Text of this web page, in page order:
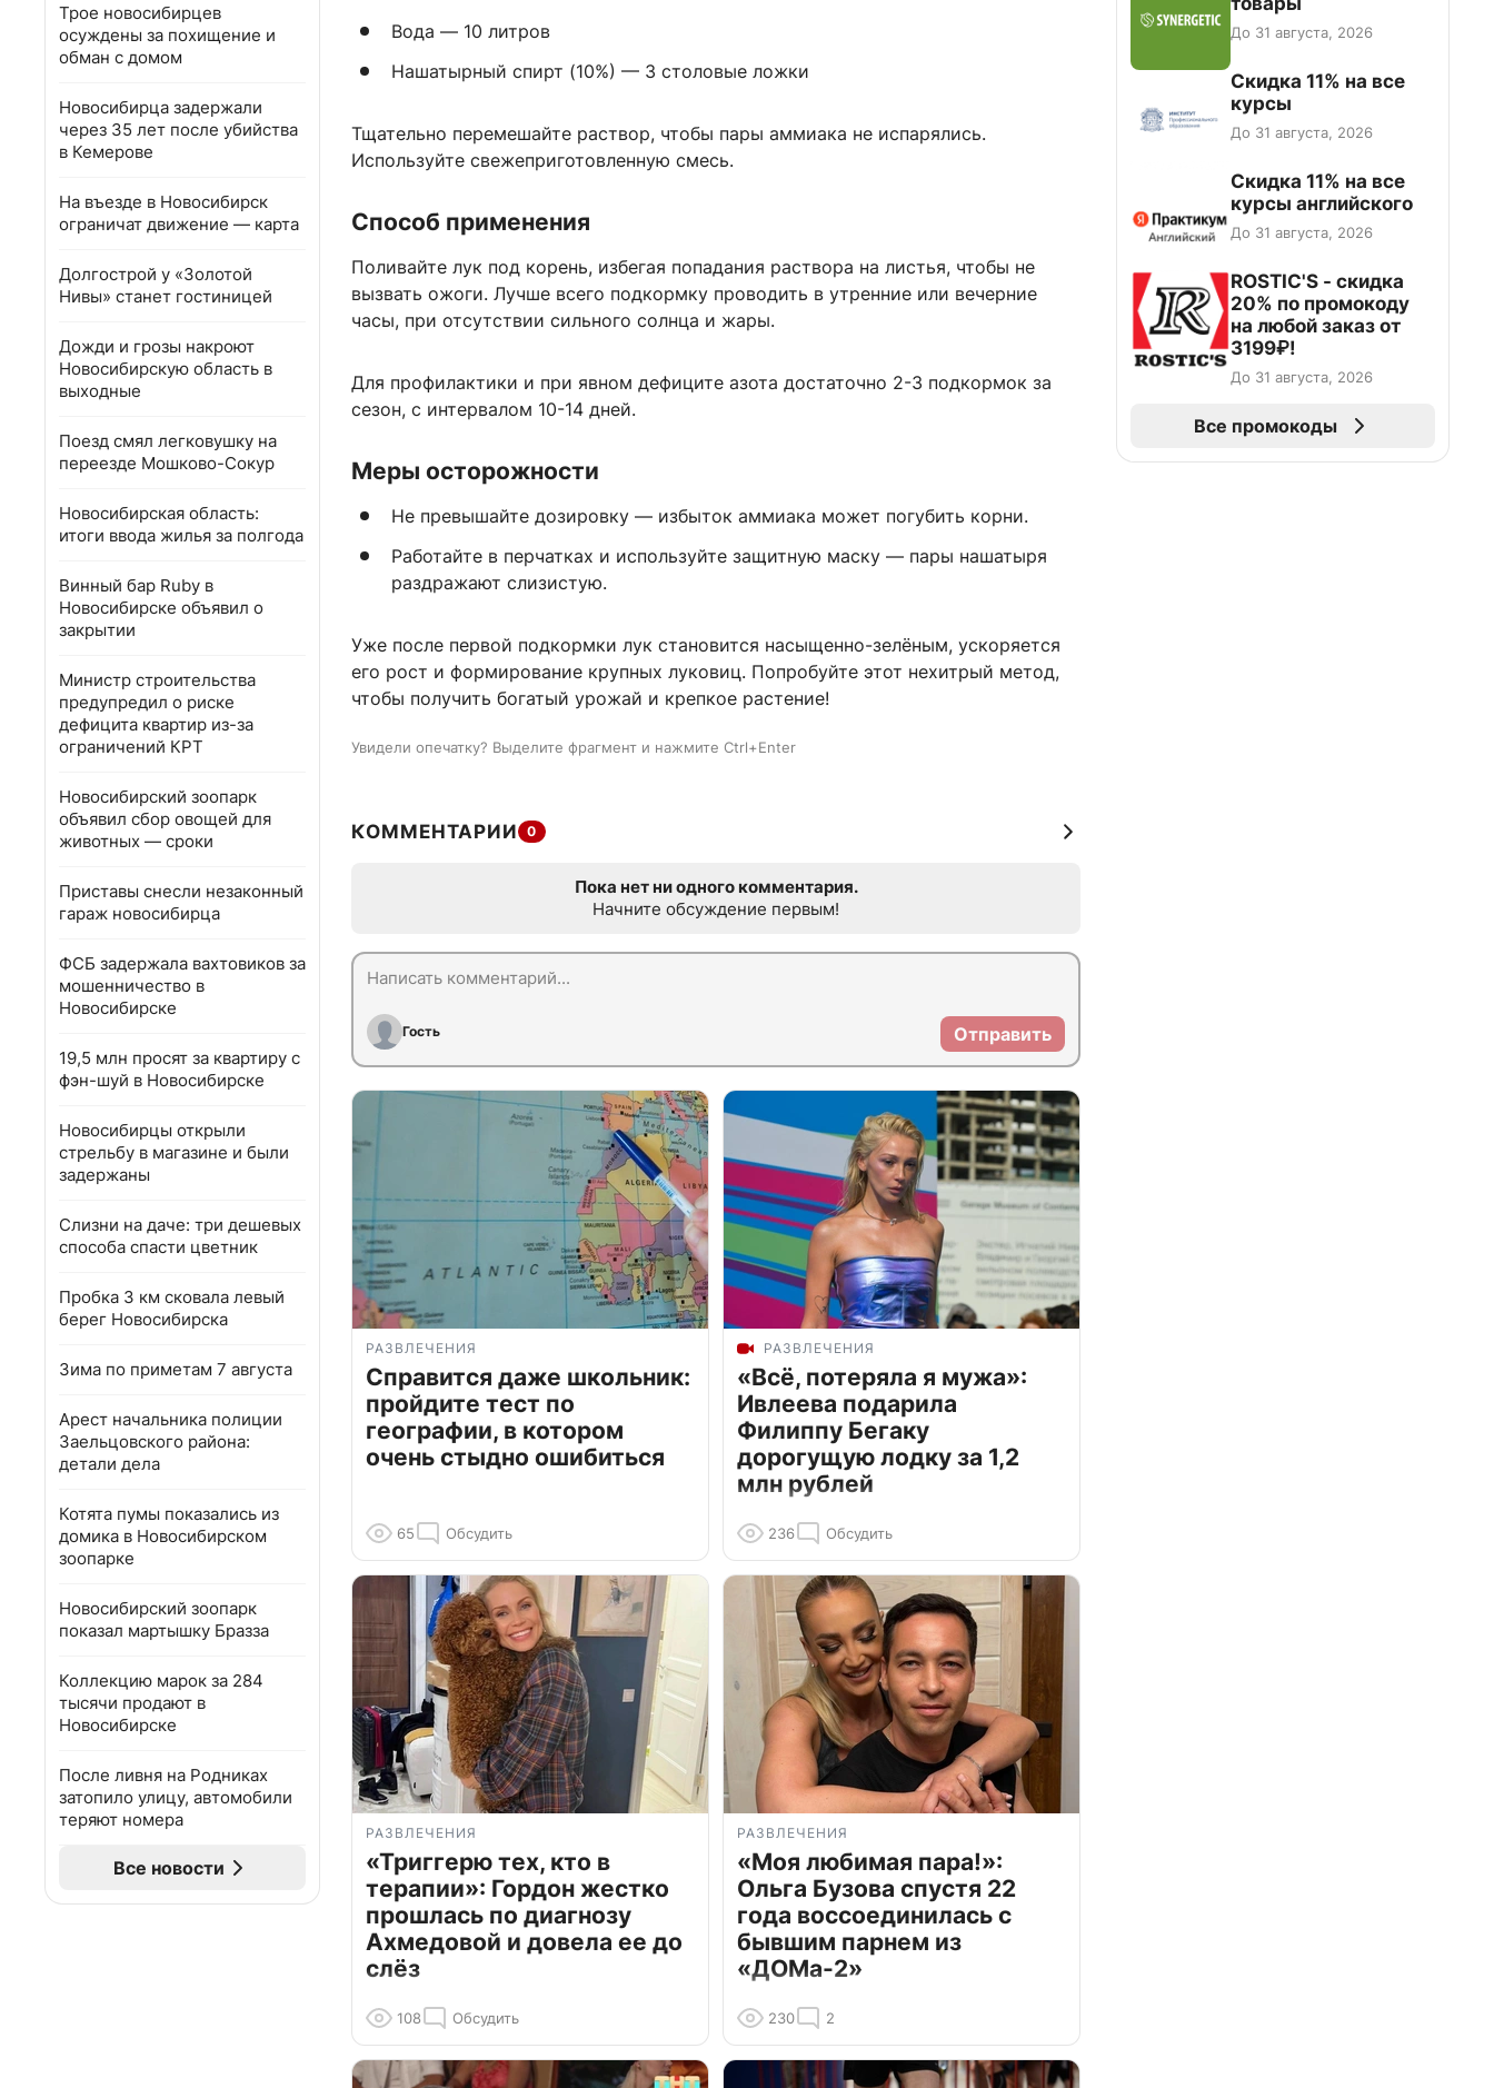
Трое новосибирцев
осуждены за похищение и
обман с домом
Новосибирца задержали
через 35 лет после убийства
в Кемерове
На въезде в Новосибирск
ограничат движение — карта
Долгострой у «Золотой
Нивы» станет гостиницей
Дожди и грозы накроют
Новосибирскую область в
выходные
Поезд смял легковушку на
переезде Мошково-Сокур
Новосибирская область:
итоги ввода жилья за полгода
Винный бар Ruby в
Новосибирске объявил о
закрытии
Министр строительства
предупредил о риске
дефицита квартир из-за
ограничений КРТ
Новосибирский зоопарк
объявил сбор овощей для
животных — сроки
Приставы снесли незаконный
гараж новосибирца
ФСБ задержала вахтовиков за
мошенничество в
Новосибирске
19,5 млн просят за квартиру с
фэн-шуй в Новосибирске
Новосибирцы открыли
стрельбу в магазине и были
задержаны
Слизни на даче: три дешевых
способа спасти цветник
Пробка 3 км сковала левый
берег Новосибирска
Зима по приметам 7 августа
Арест начальника полиции
Заельцовского района:
детали дела
Котята пумы показались из
домика в Новосибирском
зоопарке
Новосибирский зоопарк
показал мартышку Бразза
Коллекцию марок за 284
тысячи продают в
Новосибирске
После ливня на Родниках
затопило улицу, автомобили
теряют номера
Все новости
Вода — 10 литров
Нашатырный спирт (10%) — 3 столовые ложки
Тщательно перемешайте раствор, чтобы пары аммиака не испарялись.
Используйте свежеприготовленную смесь.
Способ применения
Поливайте лук под корень, избегая попадания раствора на листья, чтобы не
вызвать ожоги. Лучше всего подкормку проводить в утренние или вечерние
часы, при отсутствии сильного солнца и жары.
Для профилактики и при явном дефиците азота достаточно 2-3 подкормок за
сезон, с интервалом 10-14 дней.
Меры осторожности
Не превышайте дозировку — избыток аммиака может погубить корни.
Работайте в перчатках и используйте защитную маску — пары нашатыря
раздражают слизистую.
Уже после первой подкормки лук становится насыщенно-зелёным, ускоряется
его рост и формирование крупных луковиц. Попробуйте этот нехитрый метод,
чтобы получить богатый урожай и крепкое растение!
Увидели опечатку? Выделите фрагмент и нажмите Ctrl+Enter
КОММЕНТАРИИ 0
Пока нет ни одного комментария.
Начните обсуждение первым!
Гость Отправить
РАЗВЛЕЧЕНИЯ
Справится даже школьник:
пройдите тест по
географии, в котором
очень стыдно ошибиться
65 Обсудить
РАЗВЛЕЧЕНИЯ
«Всё, потеряла я мужа»:
Ивлеева подарила
Филиппу Бегаку
дорогущую лодку за 1,2
млн рублей
236 Обсудить
РАЗВЛЕЧЕНИЯ
«Триггерю тех, кто в
терапии»: Гордон жестко
прошлась по диагнозу
Ахмедовой и довела ее до
слёз
108 Обсудить
РАЗВЛЕЧЕНИЯ
«Моя любимая пара!»:
Ольга Бузова спустя 22
года воссоединилась с
бывшим парнем из
«ДОМа-2»
230 2
До 31 августа, 2026
Скидка 11% на все
курсы
До 31 августа, 2026
Скидка 11% на все
курсы английского
До 31 августа, 2026
ROSTIC'S - скидка
20% по промокоду
на любой заказ от
3199₽!
До 31 августа, 2026
Все промокоды